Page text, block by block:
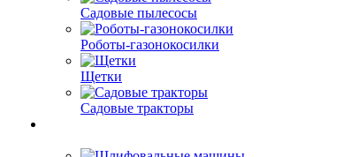
Садовые пылесосы
Роботы-газонокосилки
Щетки
Садовые тракторы